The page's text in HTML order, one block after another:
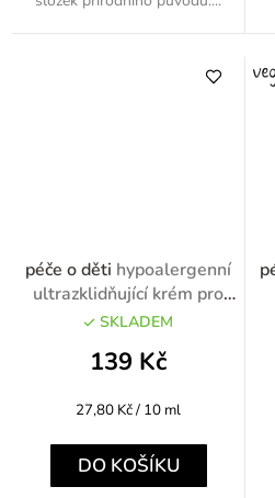
péče o děti hypoalergenní
ultrazklidňující krém pro
ochranu pod plenkami
SKLADEM
139 Kč
Měrná
27,80 Kč / 10 ml
DO KOŠÍKU